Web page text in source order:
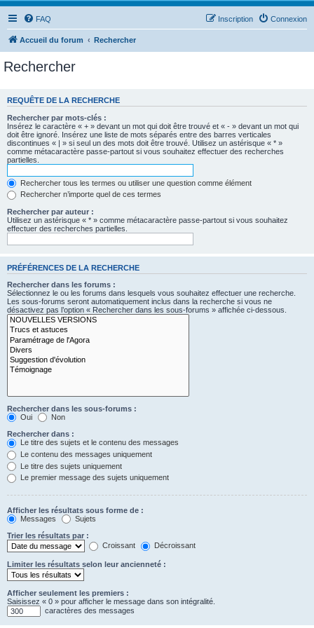
FAQ Connexion
Inscription
Accueil du forum Rechercher
Rechercher
REQUÊTE DE LA RECHERCHE
Rechercher par mots-clés :
Insérez le caractère « + » devant un mot qui doit être trouvé et « - » devant un mot qui
doit être ignoré. Insérez une liste de mots séparés entre des barres verticales
discontinues « | » si seul un des mots doit être trouvé. Utilisez un astérisque « * »
comme métacaractère passe-partout si vous souhaitez effectuer des recherches
partielles.
Rechercher tous les termes ou utiliser une question comme élément
Rechercher n’importe quel de ces termes
Rechercher par auteur :
Utilisez un astérisque « * » comme métacaractère passe-partout si vous souhaitez
effectuer des recherches partielles.
PRÉFÉRENCES DE LA RECHERCHE
Rechercher dans les forums :
Sélectionnez le ou les forums dans lesquels vous souhaitez effectuer une recherche.
Les sous-forums seront automatiquement inclus dans la recherche si vous ne
désactivez pas l’option « Rechercher dans les sous-forums » affichée ci-dessous.
Rechercher dans les sous-forums :
Oui
Non
Rechercher dans :
Le titre des sujets et le contenu des messages
Le contenu des messages uniquement
Le titre des sujets uniquement
Le premier message des sujets uniquement
Afficher les résultats sous forme de :
Messages
Sujets
Trier les résultats par :
Croissant
Décroissant
Limiter les résultats selon leur ancienneté :
Afficher seulement les premiers :
Saisissez « 0 » pour afficher le message dans son intégralité.
caractères des messages